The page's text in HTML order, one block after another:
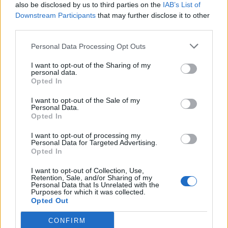
also be disclosed by us to third parties on the IAB’s List of
Downstream Participants that may further disclose it to other
Personal Data Processing Opt Outs
I want to opt-out of the Sharing of my
personal data.
Opted In
I want to opt-out of the Sale of my
Personal Data.
Opted In
I want to opt-out of processing my
Personal Data for Targeted Advertising.
Opted In
I want to opt-out of Collection, Use,
Retention, Sale, and/or Sharing of my
Personal Data that Is Unrelated with the
Purposes for which it was collected.
Opted Out
CONFIRM
Повеќе информации за отворениот повик за
https://www.macedonia2025.com/en/
studenti-zapishani-vo-prv-ciklus-studii-pri-
akademskata-2026-2027-godina
Апликациите се поднесуваат на следниот линк:
https://e-
scholarship.macedonia2025.com/#/scholarship-
details/23
Крајниот рок за поднесување на
апликациите е 31 август 2026 година, до
23.59 часот.
© Vecer.mk, правата за текстот се на редакцијата
СНОБИЗАМ - Деловните
простории силно ги дигаа